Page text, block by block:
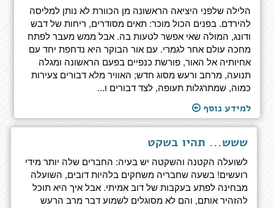
הלילה שלפני היציאה הראשונה מן הכוורת לא נותן למליסה
להירדם. בפנים הכול מוכר: תאים מסודרים, ריחות של דבש
ודונג, המולה שאי אפשר לטעות בה. אבל ממש מעבר לפתח
מחכה עולם אחר לגמרי. עם אור הבוקר היא נדחפת יחד עם
אחיותיה אל האור, פורשת כנפיים בפעם הראשונה ומגלה
תנועה, מרחב ורעש מסוג חדש; האוויר מלא דבורים צעירות
כמוה, שמתרגלות תעופה, לצד דבורים ו...
למידע נוסף
ששש... תהיו בשקט
לשועלה הקטנה והשקטה יש בעיה: החברים שלה יותר מידי
רועשים! בשעה שחבריה משחקים בלהיות דובים, השועלה
מבחינה לפתע בעקבות של דוב אמיתי. אבל איך היא תוכל
להזהיר אותם, והם לא מסוגלים לשמוע דבר מרב הרעש